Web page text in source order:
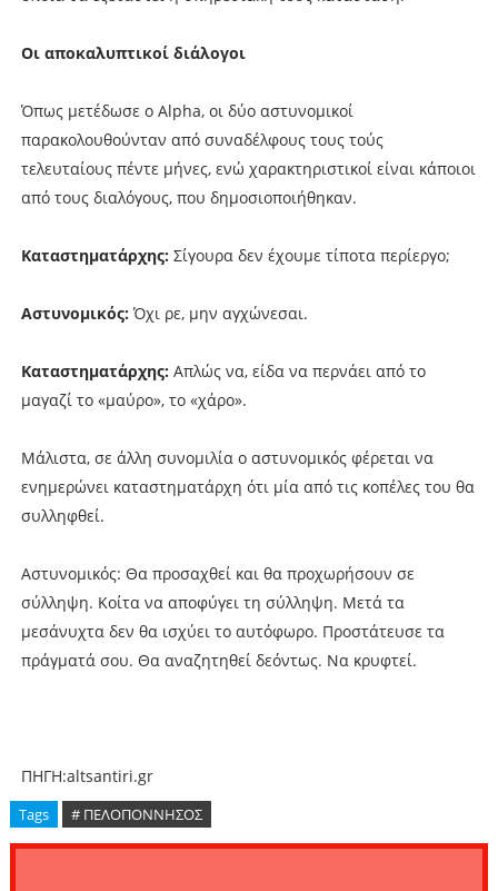
Οι αποκαλυπτικοί διάλογοι
Όπως μετέδωσε ο Alpha, οι δύο αστυνομικοί
παρακολουθούνταν από συναδέλφους τους τούς
τελευταίους πέντε μήνες, ενώ χαρακτηριστικοί είναι κάποιοι
από τους διαλόγους, που δημοσιοποιήθηκαν.
Καταστηματάρχης: Σίγουρα δεν έχουμε τίποτα περίεργο;
Αστυνομικός: Όχι ρε, μην αγχώνεσαι.
Καταστηματάρχης: Απλώς να, είδα να περνάει από το
μαγαζί το «μαύρο», το «χάρο».
Μάλιστα, σε άλλη συνομιλία ο αστυνομικός φέρεται να
ενημερώνει καταστηματάρχη ότι μία από τις κοπέλες του θα
συλληφθεί.
Αστυνομικός: Θα προσαχθεί και θα προχωρήσουν σε
σύλληψη. Κοίτα να αποφύγει τη σύλληψη. Μετά τα
μεσάνυχτα δεν θα ισχύει το αυτόφωρο. Προστάτευσε τα
πράγματά σου. Θα αναζητηθεί δεόντως. Να κρυφτεί.
ΠΗΓΗ:altsantiri.gr
Tags # ΠΕΛΟΠΟΝΝΗΣΟΣ